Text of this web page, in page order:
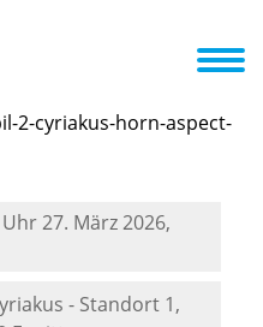
Kita
Uhr27. März 2026,
- Standort 1,